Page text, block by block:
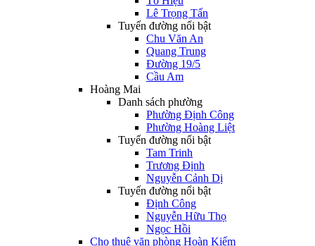
Lê Trọng Tấn
Tuyến đường nổi bật
Chu Văn An
Quang Trung
Đường 19/5
Cầu Am
Hoàng Mai
Danh sách phường
Phường Định Công
Phường Hoàng Liệt
Tuyến đường nổi bật
Tam Trinh
Trương Định
Nguyễn Cảnh Dị
Tuyến đường nổi bật
Định Công
Nguyễn Hữu Thọ
Ngọc Hồi
Cho thuê văn phòng Hoàn Kiếm